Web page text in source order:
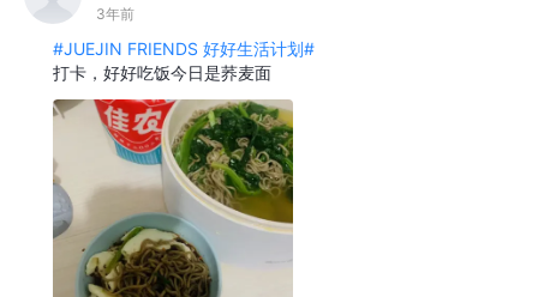
3年前
#JUEJIN FRIENDS 好好生活计划#
打卡，好好吃饭今日是荞麦面